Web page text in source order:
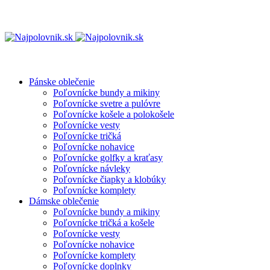
Pánske oblečenie
Poľovnícke bundy a mikiny
Poľovnícke svetre a pulóvre
Poľovnícke košele a polokošele
Poľovnícke vesty
Poľovnícke tričká
Poľovnícke nohavice
Poľovnícke golfky a kraťasy
Poľovnícke návleky
Poľovnícke čiapky a klobúky
Poľovnícke komplety
Dámske oblečenie
Poľovnícke bundy a mikiny
Poľovnícke tričká a košele
Poľovnícke vesty
Poľovnícke nohavice
Poľovnícke komplety
Poľovnícke doplnky